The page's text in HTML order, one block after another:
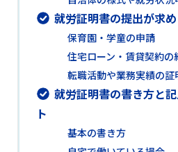
就労証明書の提出が求
保育園・学童の申請
住宅ローン・賃貸契約の
転職活動や業務実績の証
就労証明書の書き方と
ト
基本の書き方